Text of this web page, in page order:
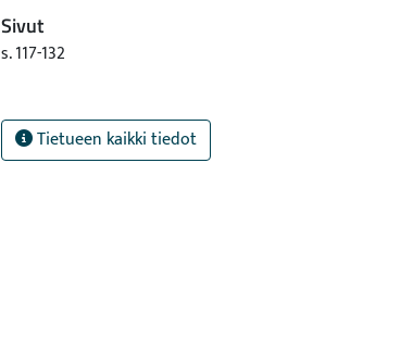
Sivut
s. 117-132
Tietueen kaikki tiedot